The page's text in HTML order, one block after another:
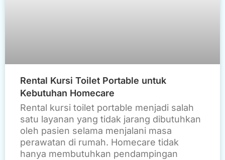
Rental Kursi Toilet Portable untuk
Kebutuhan Homecare
Rental kursi toilet portable menjadi salah
satu layanan yang tidak jarang dibutuhkan
oleh pasien selama menjalani masa
perawatan di rumah. Homecare tidak
hanya membutuhkan pendampingan